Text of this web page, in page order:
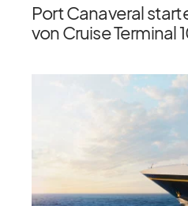
Port Canaveral
von Cruise Terminal